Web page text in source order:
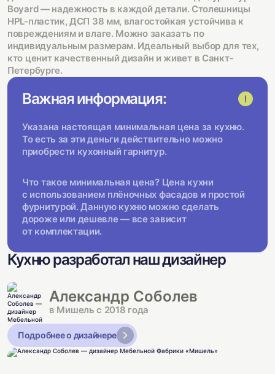
Boyard — надежность в каждой детали. Столешницы
HPL-пластик, ДСП 38 мм, влагостойкая устойчива к
повреждениям и влаге. Можно заказать по
индивидуальным размерам. Идеальный выбор для тех,
кто ценит качественный дизайн и живет в Санкт-
Петербурге.
Важная информация:
Указана настоящая минимальная цена за кухню.
То есть за эти деньги действительно можно
приобрести кухонный гарнитур.
Что такое минимальная цена? Цена кухни
с использованием плёночных фасадов и простой
фурнитурой. Данную кухню можно сделать
дороже или дешевле — все зависит
от комплектации.
Кухню разработал наш дизайнер
Александр Соболев
в Мишель с 2018 года
Подробнее о дизайнере